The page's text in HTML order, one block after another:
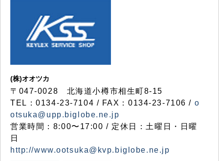
(株)オオツカ
〒047-0028 北海道小樽市相生町8-15
TEL：0134-23-7104 / FAX：0134-23-7106 / o
otsuka@upp.biglobe.ne.jp
営業時間：8:00〜17:00 / 定休日：土曜日・日曜
日
http://www.ootsuka@kvp.biglobe.ne.jp